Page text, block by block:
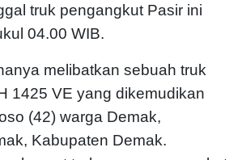
truk pengangkut Pasir ini
04.00 WIB.
melibatkan sebuah truk
1425 VE yang dikemudikan
(42) warga Demak,
Kabupaten Demak.